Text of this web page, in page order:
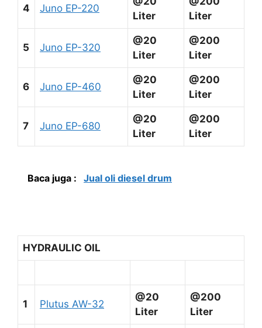
4 Juno EP-220
Liter
Liter
5 Juno EP-320
@20
Liter
@200
Liter
6 Juno EP-460
@20
Liter
@200
Liter
7 Juno EP-680
@20
Liter
@200
Liter
Baca juga : Jual oli diesel drum
HYDRAULIC OIL
1 Plutus AW-32
@20
Liter
@200
Liter